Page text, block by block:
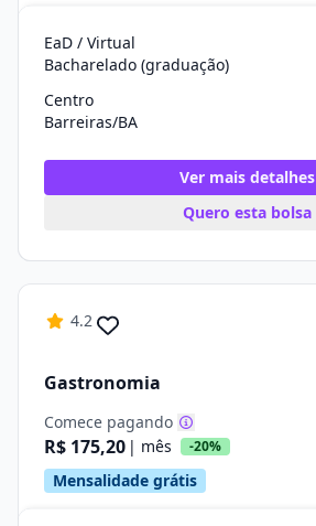
EaD / Virtual
Bacharelado (graduação)
Centro
Barreiras/BA
Ver mais detalhes
Quero esta bolsa
4.2
Gastronomia
Comece pagando
R$ 175,20 | mês -20%
Mensalidade grátis